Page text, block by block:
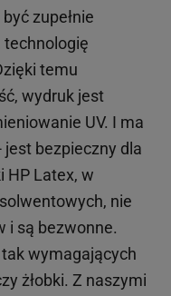
zupełnie
technologię
temu
wydruk jest
UV. I ma
bezpieczny dla
HP Latex, w
solwentowych, nie
i są bezwonne.
wymagających
żłobki. Z naszymi